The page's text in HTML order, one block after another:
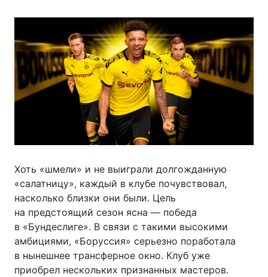
Хоть «шмели» и не выиграли долгожданную
«салатницу», каждый в клубе почувствовал,
насколько близки они были. Цель
на предстоящий сезон ясна — победа
в «Бундеслиге». В связи с такими высокими
амбициями, «Боруссия» серьезно поработала
в нынешнее трансферное окно. Клуб уже
приобрел нескольких признанных мастеров.